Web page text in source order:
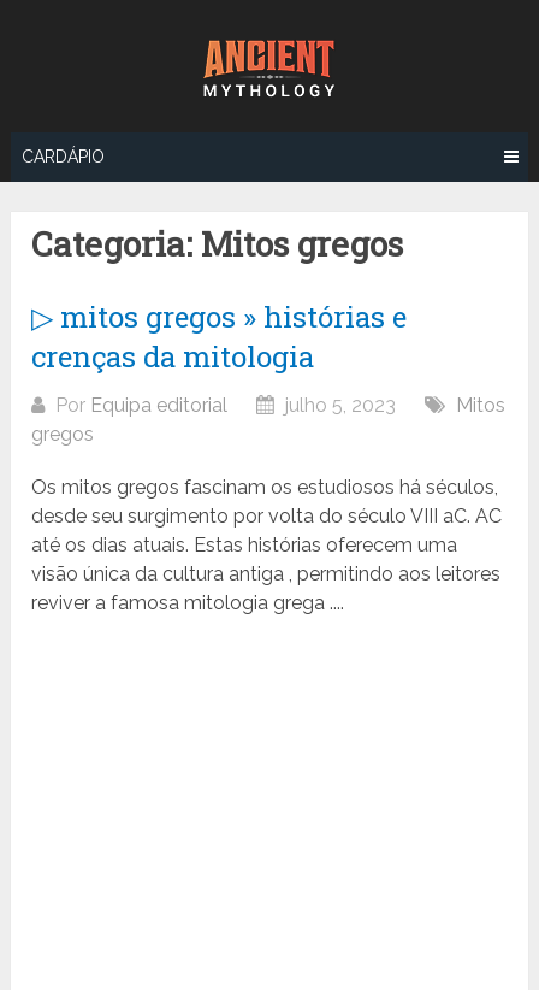
CARDÁPIO
Categoria: Mitos gregos
▷ mitos gregos » histórias e
crenças da mitologia
Por Equipa editorial julho 5, 2023
Mitos
gregos
Os mitos gregos fascinam os estudiosos há séculos,
desde seu surgimento por volta do século VIII aC. AC
até os dias atuais. Estas histórias oferecem uma
visão única da cultura antiga , permitindo aos leitores
reviver a famosa mitologia grega ....